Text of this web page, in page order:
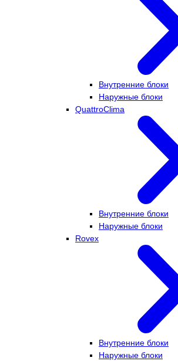
Внутренние блоки
Наружные блоки
QuattroClima
Внутренние блоки
Наружные блоки
Rovex
Внутренние блоки
Наружные блоки